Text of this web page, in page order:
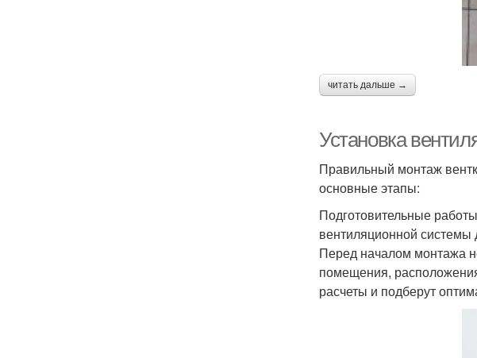
читать дальше →
Установка
Правильный монтаж
основные этапы:
Подготовительные
вентиляционной системы
Перед началом монтажа
помещения,
расчеты и подберут